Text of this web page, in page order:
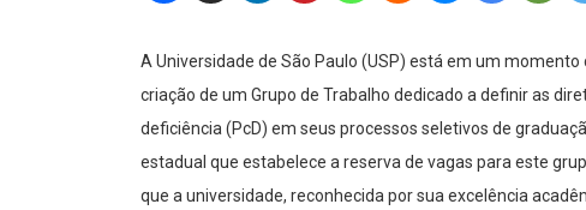
A Universidade de São Paulo (USP) está em um
criação de um Grupo de Trabalho dedicado a definir as
deficiência (PcD) em seus processos seletivos de
estadual que estabelece a reserva de vagas para este
que a universidade, reconhecida por sua excelência